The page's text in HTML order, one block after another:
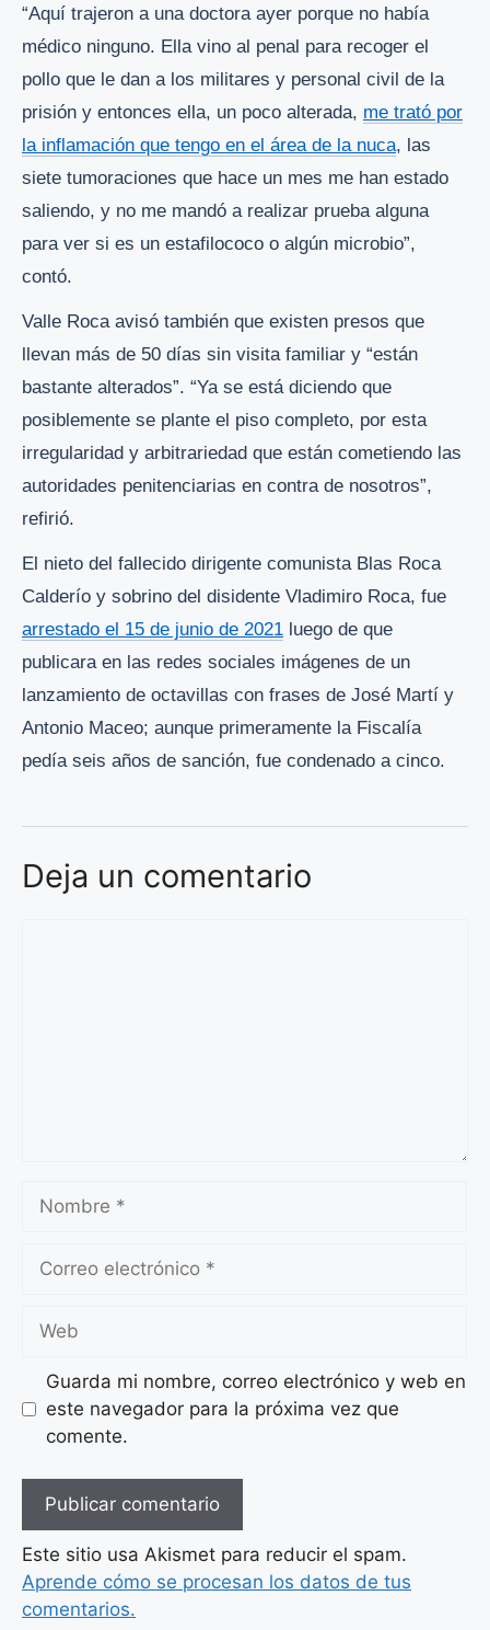
“Aquí trajeron a una doctora ayer porque no había
médico ninguno. Ella vino al penal para recoger el
pollo que le dan a los militares y personal civil de la
prisión y entonces ella, un poco alterada, me trató por
la inflamación que tengo en el área de la nuca, las
siete tumoraciones que hace un mes me han estado
saliendo, y no me mandó a realizar prueba alguna
para ver si es un estafilococo o algún microbio”,
contó.
Valle Roca avisó también que existen presos que
llevan más de 50 días sin visita familiar y “están
bastante alterados”. “Ya se está diciendo que
posiblemente se plante el piso completo, por esta
irregularidad y arbitrariedad que están cometiendo las
autoridades penitenciarias en contra de nosotros”,
refirió.
El nieto del fallecido dirigente comunista Blas Roca
Calderío y sobrino del disidente Vladimiro Roca, fue
arrestado el 15 de junio de 2021 luego de que
publicara en las redes sociales imágenes de un
lanzamiento de octavillas con frases de José Martí y
Antonio Maceo; aunque primeramente la Fiscalía
pedía seis años de sanción, fue condenado a cinco.
Deja un comentario
Nombre
Correo
Web
Guarda mi nombre, correo electrónico y web en
este navegador para la próxima vez que
comente.
Este sitio usa Akismet para reducir el spam.
Aprende cómo se procesan los datos de tus
comentarios.